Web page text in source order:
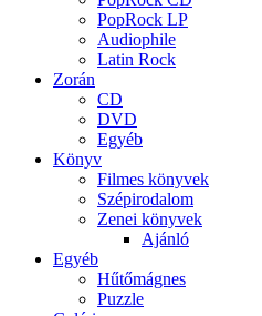
PopRock LP
Audiophile
Latin Rock
Zorán
CD
DVD
Egyéb
Könyv
Filmes könyvek
Szépirodalom
Zenei könyvek
Ajánló
Egyéb
Hűtőmágnes
Puzzle